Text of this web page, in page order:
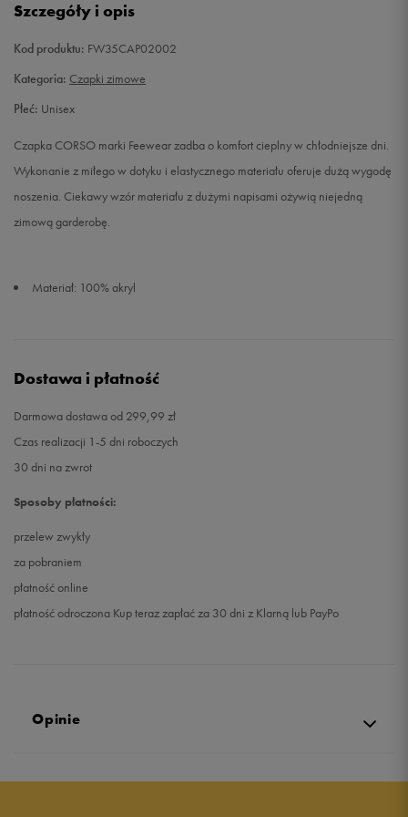
Szczegóły i opis
Kod produktu: FW35CAP02002
Kategoria: Czapki zimowe
Płeć: Unisex
Czapka CORSO marki Feewear zadba o komfort cieplny w chłodniejsze dni.
Wykonanie z miłego w dotyku i elastycznego materiału oferuje dużą wygodę
noszenia. Ciekawy wzór materiału z dużymi napisami ożywią niejedną
zimową garderobę.
Materiał: 100% akryl
Dostawa i płatność
Darmowa dostawa od 299,99 zł
Czas realizacji 1-5 dni roboczych
30 dni na zwrot
Sposoby płatności:
przelew zwykły
za pobraniem
płatność online
płatność odroczona Kup teraz zapłać za 30 dni z Klarną lub PayPo
Opinie